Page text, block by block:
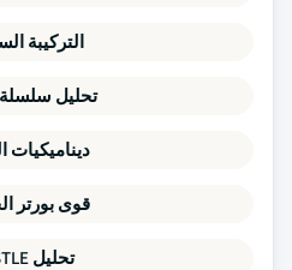
التركيبة
تحليل سلسلة
قوى بورتر
تحليل PESTLE